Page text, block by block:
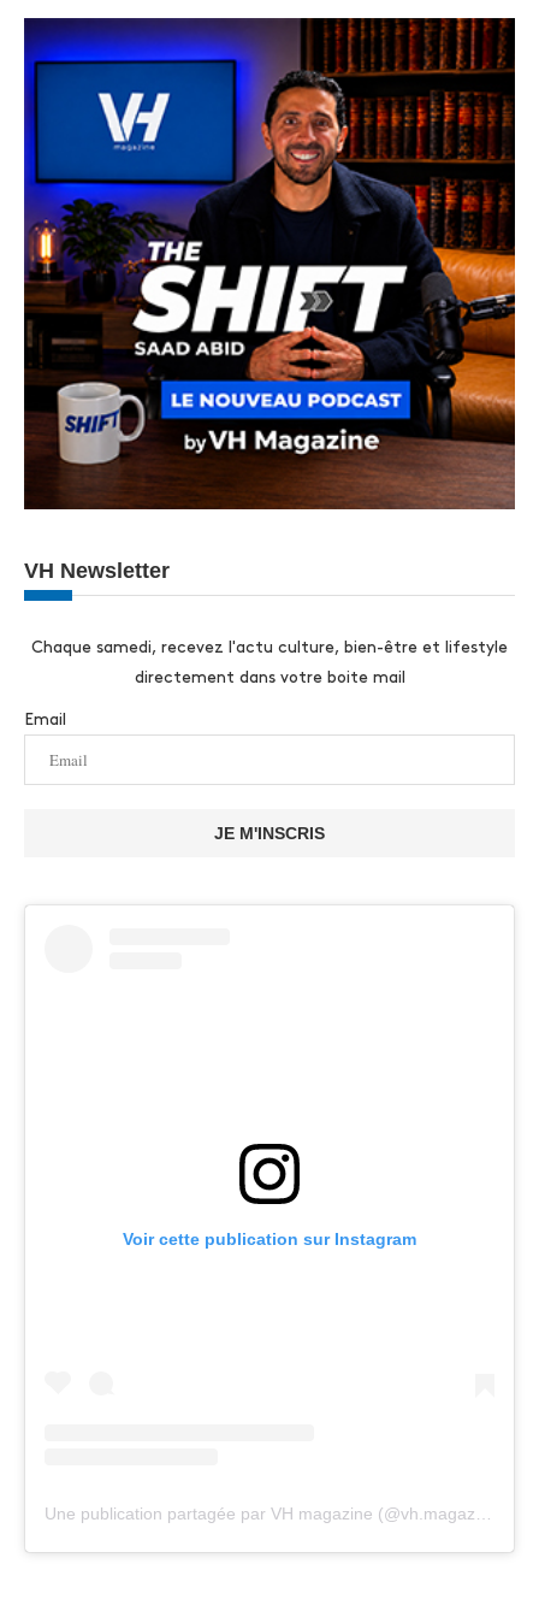
VH Newsletter
Chaque samedi, recevez l'actu culture, bien-être et lifestyle
directement dans votre boite mail
Email
JE M'INSCRIS
Voir cette publication sur Instagram
Une publication partagée par VH magazine (@vh.magazine)